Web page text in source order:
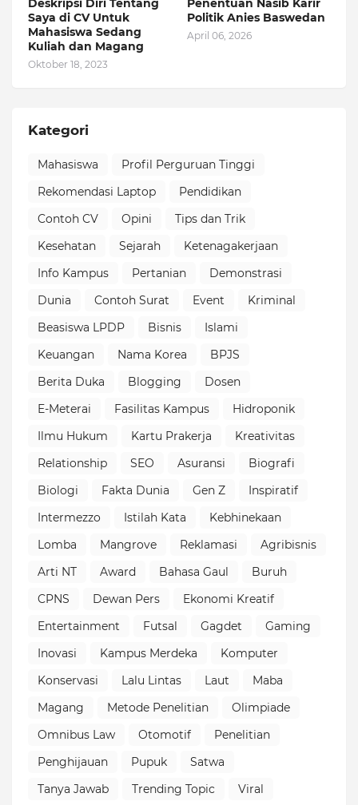
Deskripsi Diri Tentang
Saya di CV Untuk
Mahasiswa Sedang
Kuliah dan Magang
Oktober 18, 2023
Penentuan Nasib Karir
Politik Anies Baswedan
April 06, 2026
Kategori
Mahasiswa
Profil Perguruan Tinggi
Rekomendasi Laptop
Pendidikan
Contoh CV
Opini
Tips dan Trik
Kesehatan
Sejarah
Ketenagakerjaan
Info Kampus
Pertanian
Demonstrasi
Dunia
Contoh Surat Event
Kriminal
Beasiswa LPDP
Bisnis
Islami
Keuangan
Nama Korea
BPJS
Berita Duka
Blogging
Dosen
E-Meterai
Fasilitas Kampus
Hidroponik
Ilmu Hukum
Kartu Prakerja
Kreativitas
Relationship
SEO Asuransi
Biografi
Biologi
Fakta Dunia Gen Z
Inspiratif
Intermezzo
Istilah Kata
Kebhinekaan
Lomba
Mangrove Reklamasi
Agribisnis
Arti NT
Award Bahasa Gaul
Buruh
CPNS
Dewan Pers
Ekonomi Kreatif
Entertainment
Futsal Gagdet
Gaming
Inovasi
Kampus Merdeka
Komputer
Konservasi
Lalu Lintas Laut
Maba
Magang
Metode Penelitian
Olimpiade
Omnibus Law
Otomotif
Penelitian
Penghijauan
Pupuk
Satwa
Tanya Jawab
Trending Topic
Viral